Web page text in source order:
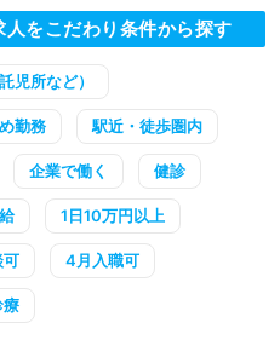
をこだわり条件から探す
児所など）
勤務 駅近・徒歩圏内
企業で働く 健診
1日10万円以上
可 4月入職可
療